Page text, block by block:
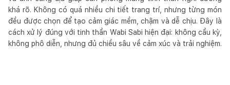
khá rõ. Không có quá nhiều chi tiết trang trí, nhưng từng món
đều được chọn để tạo cảm giác mềm, chậm và dễ chịu. Đây là
cách xử lý đúng với tinh thần Wabi Sabi hiện đại: không cầu kỳ,
không phô diễn, nhưng đủ chiều sâu về cảm xúc và trải nghiệm.